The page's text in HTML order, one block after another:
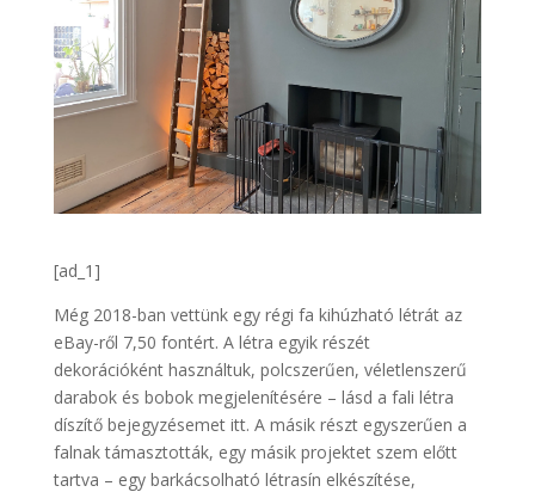
[ad_1]
Még 2018-ban vettünk egy régi fa kihúzható létrát az
eBay-ről 7,50 fontért. A létra egyik részét
dekorációként használtuk, polcszerűen, véletlenszerű
darabok és bobok megjelenítésére – lásd a fali létra
díszítő bejegyzésemet itt. A másik részt egyszerűen a
falnak támasztották, egy másik projektet szem előtt
tartva – egy barkácsolható létrasín elkészítése,